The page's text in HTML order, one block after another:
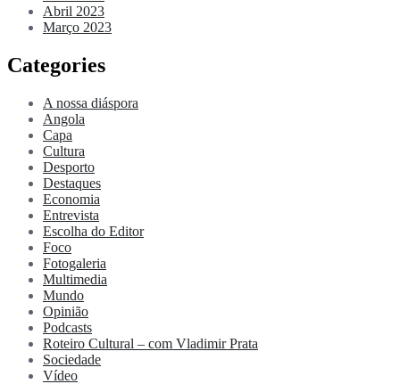
Abril 2023
Março 2023
Categories
A nossa diáspora
Angola
Capa
Cultura
Desporto
Destaques
Economia
Entrevista
Escolha do Editor
Foco
Fotogaleria
Multimedia
Mundo
Opinião
Podcasts
Roteiro Cultural – com Vladimir Prata
Sociedade
Vídeo